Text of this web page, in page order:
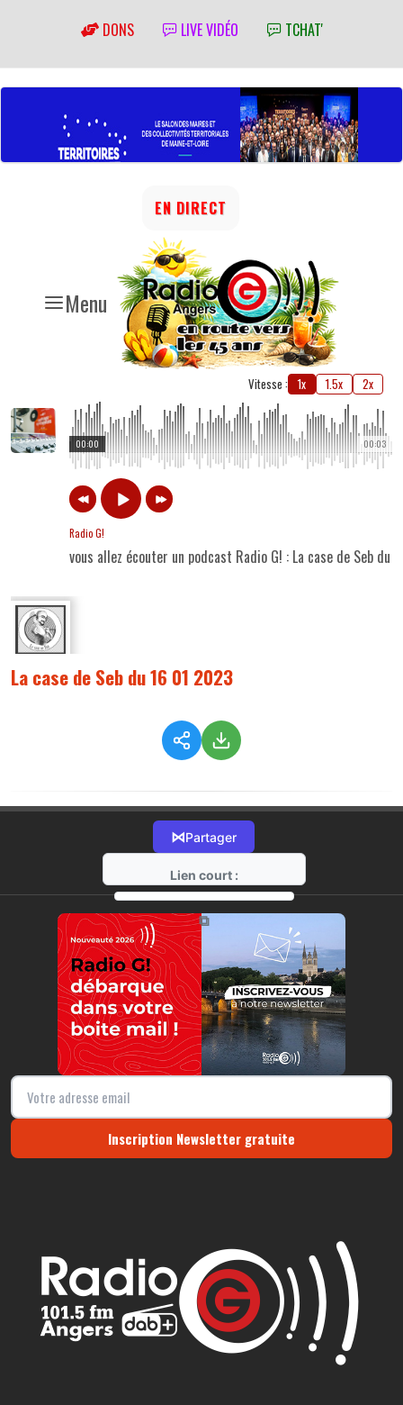
DONS LIVE VIDÉO TCHAT'
Menu
EN DIRECT
Vitesse : 1x 1.5x 2x
00:03
00:00
Radio G!
vous allez écouter un podcast Radio G! : La case de Seb du
La case de Seb du 16 01 2023
⋈Partager
Lien court :
https://radio-g.fr?10494
⧉
Inscription Newsletter gratuite